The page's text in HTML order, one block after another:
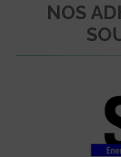
NOS